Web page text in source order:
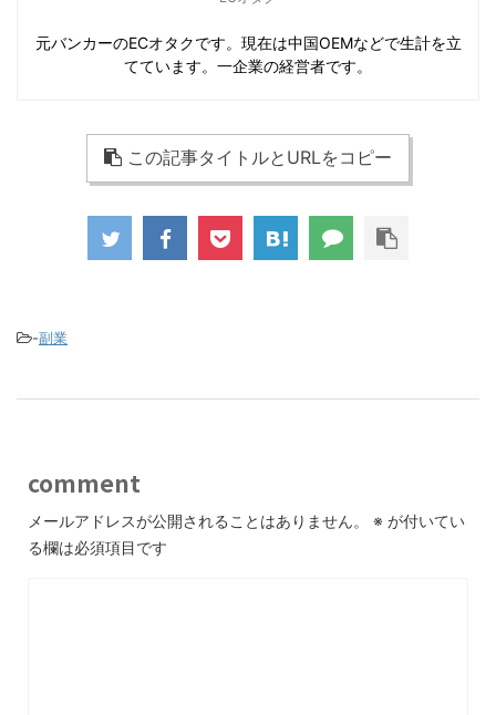
元バンカーのECオタクです。現在は中国OEMなどで生計を立
てています。一企業の経営者です。
この記事タイトルとURLをコピー
-副業
comment
メールアドレスが公開されることはありません。 ※ が付いてい
る欄は必須項目です